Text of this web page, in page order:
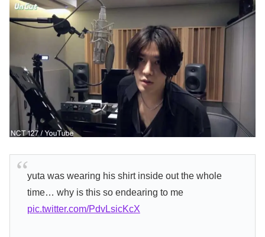
yuta was wearing his shirt inside out the whole
time… why is this so endearing to me
pic.twitter.com/PdvLsicKcX